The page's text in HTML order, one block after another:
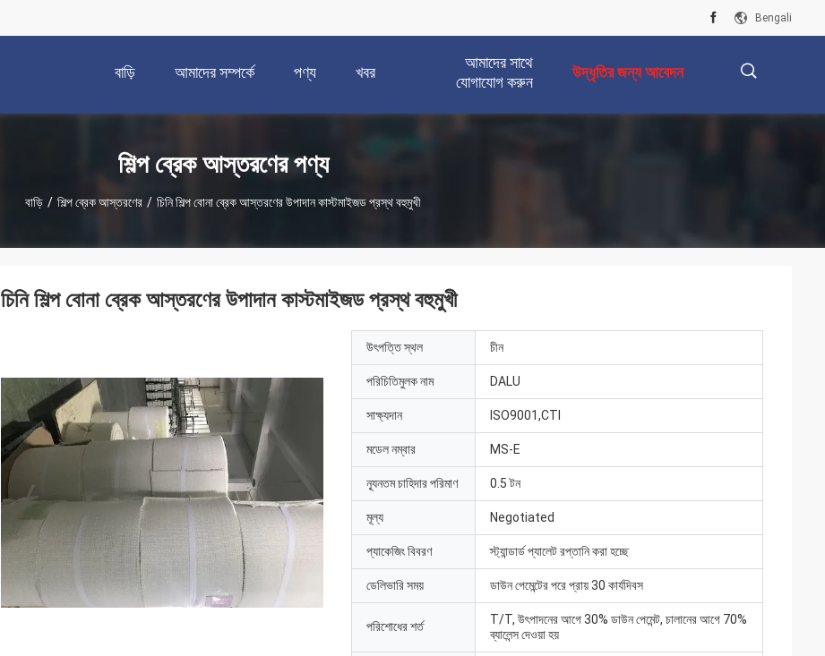
Bengali
বাড়ি আমাদের সম্পর্কে পণ্য খবর
আমাদের সাথে
যোগাযোগ করুন
উদ্ধৃতির জন্য আবেদন
শিল্প ব্রেক আস্তরণের পণ্য
বাড়ি / শিল্প ব্রেক আস্তরণের / চিনি শিল্প বোনা ব্রেক আস্তরণের উপাদান কাস্টমাইজড প্রস্থ বহুমুখী
চিনি শিল্প বোনা ব্রেক আস্তরণের উপাদান কাস্টমাইজড প্রস্থ বহুমুখী
উৎপত্তি স্থল চীন
পরিচিতিমুলক নাম DALU
সাক্ষ্যদান ISO9001,CTI
মডেল নম্বার MS-E
ন্যূনতম চাহিদার পরিমাণ 0.5 টন
মূল্য Negotiated
প্যাকেজিং বিবরণ স্ট্যান্ডার্ড প্যালেট রপ্তানি করা হচ্ছে
ডেলিভারি সময় ডাউন পেমেন্টের পরে প্রায় 30 কার্যদিবস
পরিশোধের শর্ত
T/T, উৎপাদনের আগে 30% ডাউন পেমেন্ট, চালানের আগে 70%
ব্যালেন্স দেওয়া হয়